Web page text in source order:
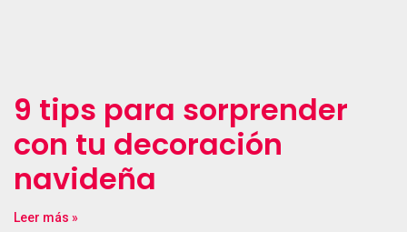
9 tips para sorprender
con tu decoración
navideña
Leer más »